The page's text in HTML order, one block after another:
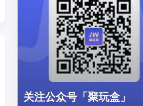
关注公众号「聚玩盒」